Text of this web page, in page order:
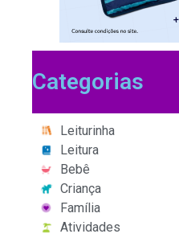
Categorias
Leiturinha
Leitura
Bebê
Criança
Família
Atividades